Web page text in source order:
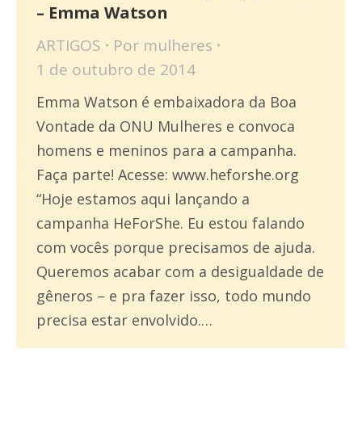
– Emma Watson
ARTIGOS Por mulheres
1 de outubro de 2014
Emma Watson é embaixadora da Boa
Vontade da ONU Mulheres e convoca
homens e meninos para a campanha.
Faça parte! Acesse: www.heforshe.org
“Hoje estamos aqui lançando a
campanha HeForShe. Eu estou falando
com vocês porque precisamos de ajuda.
Queremos acabar com a desigualdade de
gêneros – e pra fazer isso, todo mundo
precisa estar envolvido.…